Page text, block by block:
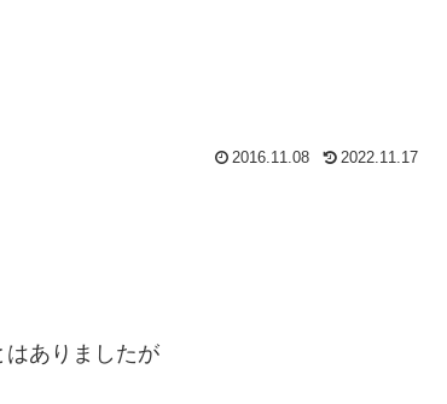
2016.11.08 2022.11.17
はありましたが